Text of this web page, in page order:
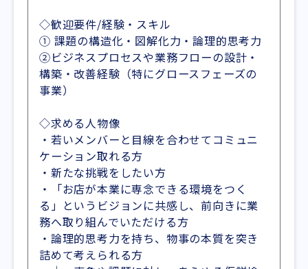
◇歓迎要件/経験・スキル
① 課題の構造化・図解化力・論理的思考力
②ビジネスプロセスや業務フローの設計・
構築・改善経験（特にグロースフェーズの
事業）
◇求める人物像
・若いメンバーと目線を合わせてコミュニ
ケーション取れる方
・新たな挑戦をしたい方
・「お店が本業に専念できる環境をつく
る」というビジョンに共感し、前向きに業
務へ取り組んでいただける方
・論理的思考力を持ち、物事の本質を突き
詰めて考えられる方